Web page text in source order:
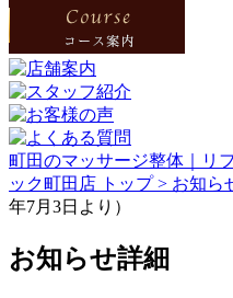
町田のマッサージ整体｜リ
ック町田店 トップ > お知ら
年7月3日より）
お知らせ詳細